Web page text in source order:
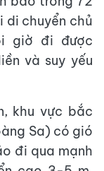
chuyển chủ
giờ đi được
và suy yếu
khu vực bắc
Sa) có gió
đi qua mạnh